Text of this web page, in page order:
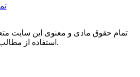
تمام حقوق مادی و معنوی این سایت
استفاده از مطالب با ذکر منبع بلامانع است.